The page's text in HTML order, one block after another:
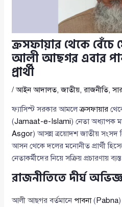
ক্রসফায়ার থেকে বেঁচে
আলী আছগর এবার
প্রার্থী
/আইন আদালত,জাতীয়,রাজনীতি,
ফ্যাসিস্ট সরকার আমলেক্রসফায়ার
(Jamaat-e-Islami) নেতা অধ্যাপক
Asgor) আসন্ন ত্রয়োদশ জাতীয় সংসদ
আসন থেকে দলের মনোনীত প্রার্থী
নেতাকর্মীদের নিয়ে সক্রিয় প্রচারণায়
রাজনীতিতে দীর্ঘ
আলী আছগর বর্তমানে পাবনা(Pabna